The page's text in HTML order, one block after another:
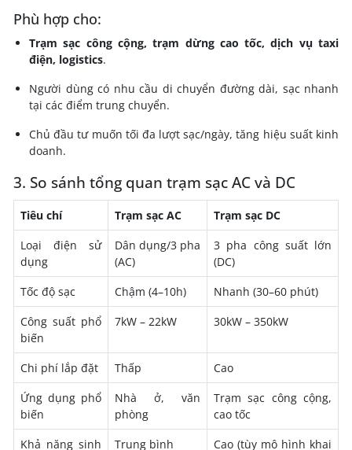
Phù hợp cho:
Trạm sạc công cộng, trạm dừng cao tốc, dịch vụ taxi
điện, logistics.
Người dùng có nhu cầu di chuyển đường dài, sạc nhanh
tại các điểm trung chuyển.
Chủ đầu tư muốn tối đa lượt sạc/ngày, tăng hiệu suất kinh
doanh.
3. So sánh tổng quan trạm sạc AC và DC
Tiêu chí Trạm sạc AC
Trạm sạc DC
Loại điện sử
dụng
Dân dụng/3 pha
(AC)
3 pha công suất lớn
(DC)
Tốc độ sạc
Chậm (4–10h)
Nhanh (30–60 phút)
Công suất phổ
biến
7kW – 22kW 30kW – 350kW
Chi phí lắp đặt Thấp
Cao
Ứng dụng phổ
biến
Nhà ở, văn
phòng
Trạm sạc công cộng,
cao tốc
Khả năng sinh
Trung bình Cao (tùy mô hình khai